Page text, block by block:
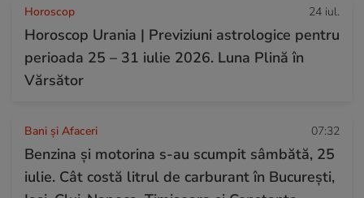
Horoscop 24 iul.
Horoscop Urania | Previziuni astrologice pentru
perioada 25 – 31 iulie 2026. Luna Plină în
Vărsător
Bani și Afaceri 07:32
Benzina și motorina s-au scumpit sâmbătă, 25
iulie. Cât costă litrul de carburant în București,